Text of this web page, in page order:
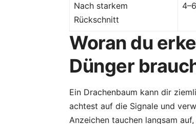
Nach starkem
Rückschnitt
Woran du
Dünger
Ein Drachenbaum kann dir
achtest auf die Signale und
Anzeichen tauchen langsam